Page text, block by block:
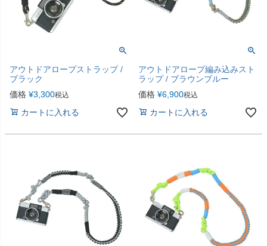
アウトドアロープストラップ /
ブラック
価格 ¥3,300税込
カートに入れる
アウトドアロープ編み込みスト
ラップ / ブラウンブルー
価格 ¥6,900税込
カートに入れる